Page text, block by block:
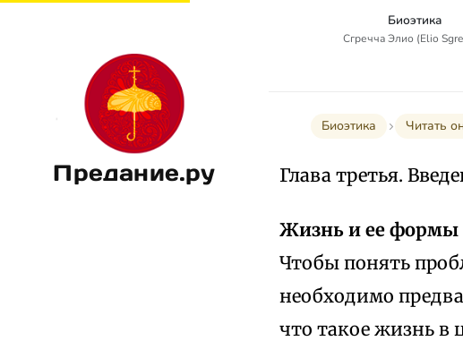
Предание.ру
Биоэтика
Сгречча Элио (Elio
Биоэтика Читать
Глава третья.
Жизнь и ее формы
Чтобы понять
необходимо
что такое жизнь в